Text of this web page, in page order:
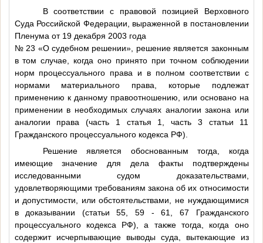
В соответствии с правовой позицией Верховного
Суда Российской Федерации, выраженной в постановлении
Пленума от 19 декабря 2003 года
№ 23 «О судебном решении», решение является законным
в том случае, когда оно принято при точном соблюдении
норм процессуального права и в полном соответствии с
нормами материального права, которые подлежат
применению к данному правоотношению, или основано на
применении в необходимых случаях аналогии закона или
аналогии права (часть 1 статья 1, часть 3 статьи 11
Гражданского процессуального кодекса РФ).
Решение является обоснованным тогда, когда
имеющие значение для дела факты подтверждены
исследованными судом доказательствами,
удовлетворяющими требованиям закона об их относимости
и допустимости, или обстоятельствами, не нуждающимися
в доказывании (статьи 55, 59 - 61, 67 Гражданского
процессуального кодекса РФ), а также тогда, когда оно
содержит исчерпывающие выводы суда, вытекающие из